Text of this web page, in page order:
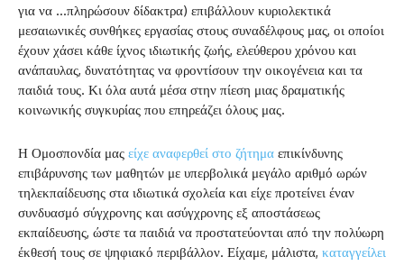
για να …πληρώσουν δίδακτρα) επιβάλλουν κυριολεκτικά
μεσαιωνικές συνθήκες εργασίας στους συναδέλφους μας, οι οποίοι
έχουν χάσει κάθε ίχνος ιδιωτικής ζωής, ελεύθερου χρόνου και
ανάπαυλας, δυνατότητας να φροντίσουν την οικογένεια και τα
παιδιά τους. Κι όλα αυτά μέσα στην πίεση μιας δραματικής
κοινωνικής συγκυρίας που επηρεάζει όλους μας.
Η Ομοσπονδία μας είχε αναφερθεί στο ζήτημα επικίνδυνης
επιβάρυνσης των μαθητών με υπερβολικά μεγάλο αριθμό ωρών
τηλεκπαίδευσης στα ιδιωτικά σχολεία και είχε προτείνει έναν
συνδυασμό σύγχρονης και ασύγχρονης εξ αποστάσεως
εκπαίδευσης, ώστε τα παιδιά να προστατεύονται από την πολύωρη
έκθεσή τους σε ψηφιακό περιβάλλον. Είχαμε, μάλιστα, καταγγείλει